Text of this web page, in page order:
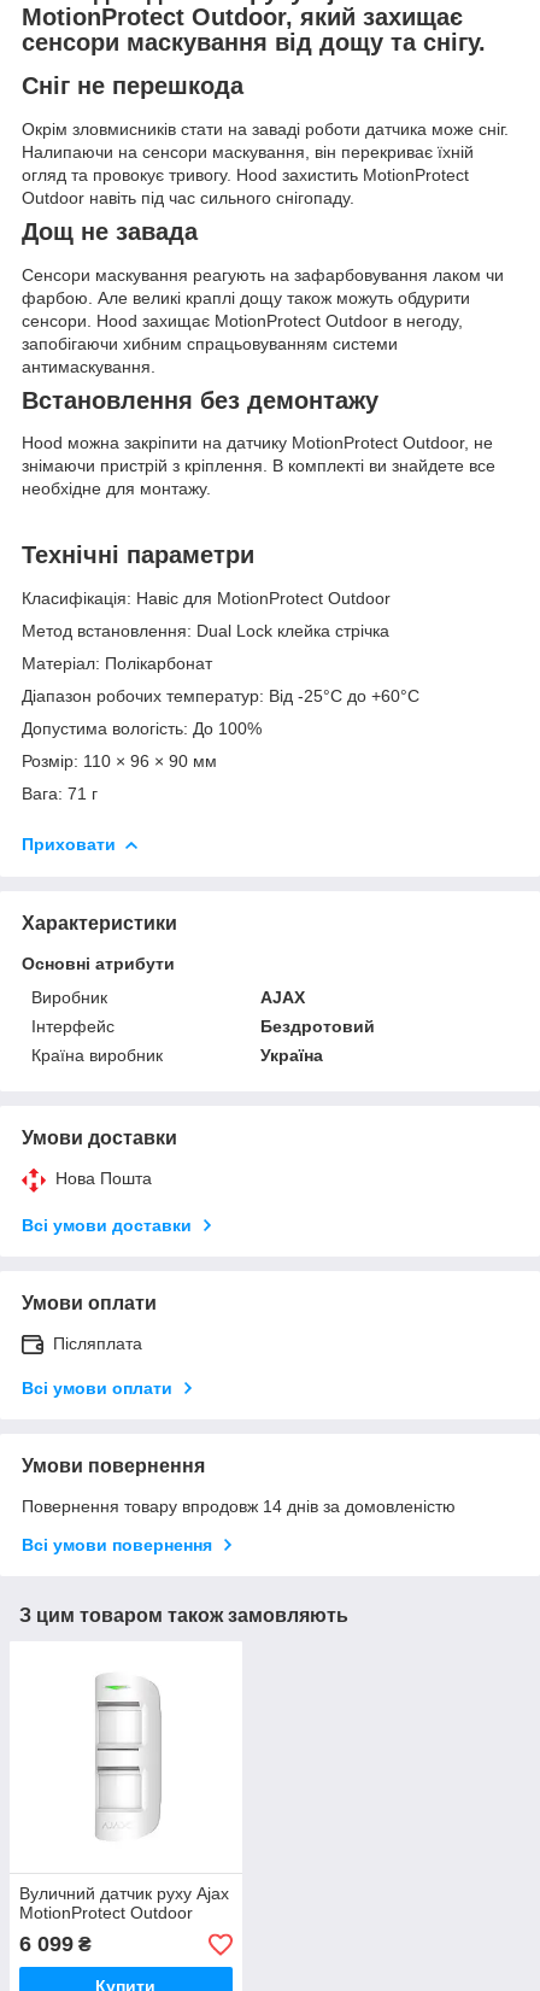
MotionProtect Outdoor, який захищає
сенсори маскування від дощу та снігу.
Сніг не перешкода
Окрім зловмисників стати на заваді роботи датчика може сніг.
Налипаючи на сенсори маскування, він перекриває їхній
огляд та провокує тривогу. Hood захистить MotionProtect
Outdoor навіть під час сильного снігопаду.
Дощ не завада
Сенсори маскування реагують на зафарбовування лаком чи
фарбою. Але великі краплі дощу також можуть обдурити
сенсори. Hood захищає MotionProtect Outdoor в негоду,
запобігаючи хибним спрацьовуванням системи
антимаскування.
Встановлення без демонтажу
Hood можна закріпити на датчику MotionProtect Outdoor, не
знімаючи пристрій з кріплення. В комплекті ви знайдете все
необхідне для монтажу.
Технічні параметри
Класифікація: Навіс для MotionProtect Outdoor
Метод встановлення: Dual Lock клейка стрічка
Матеріал: Полікарбонат
Діапазон робочих температур: Від -25°С до +60°С
Допустима вологість: До 100%
Розмір: 110 × 96 × 90 мм
Вага: 71 г
Приховати
Характеристики
Основні атрибути
Виробник
AJAX
Інтерфейс
Бездротовий
Країна виробник
Україна
Умови доставки
Нова Пошта
Всі умови доставки
Умови оплати
Післяплата
Всі умови оплати
Умови повернення
Повернення товару впродовж 14 днів за домовленістю
Всі умови повернення
З цим товаром також замовляють
Вуличний датчик руху Ajax
MotionProtect Outdoor
6 099 ₴
Купити